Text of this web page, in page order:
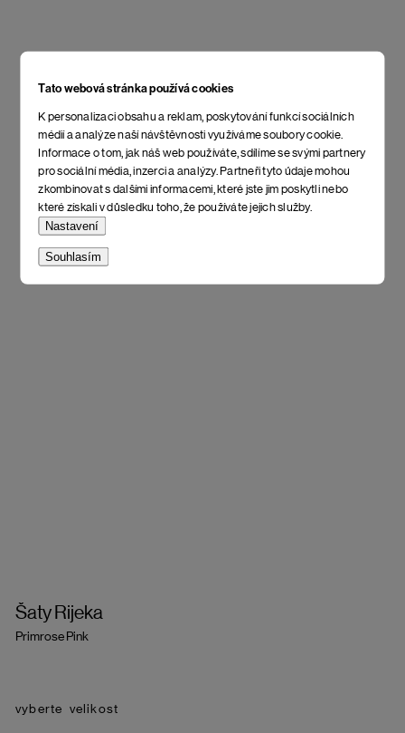
Tato webová stránka používá cookies
K personalizaci obsahu a reklam, poskytování funkcí sociálních
médií a analýze naší návštěvnosti využíváme soubory cookie.
Informace o tom, jak náš web používáte, sdílíme se svými partnery
pro sociální média, inzerci a analýzy. Partneři tyto údaje mohou
zkombinovat s dalšími informacemi, které jste jim poskytli nebo
které získali v důsledku toho, že používáte jejich služby.
Nastavení
Souhlasím
Šaty Rijeka
Primrose Pink
velikost